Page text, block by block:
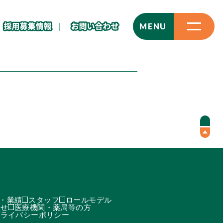
MENU
CLOSE
業績 スタッフ
ロールモデル
医療機関・薬局等の方
イバシーポリシー